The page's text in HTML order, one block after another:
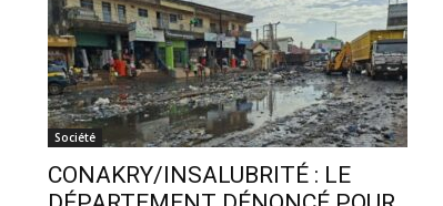
Société
CONAKRY/INSALUBRITÉ : LE